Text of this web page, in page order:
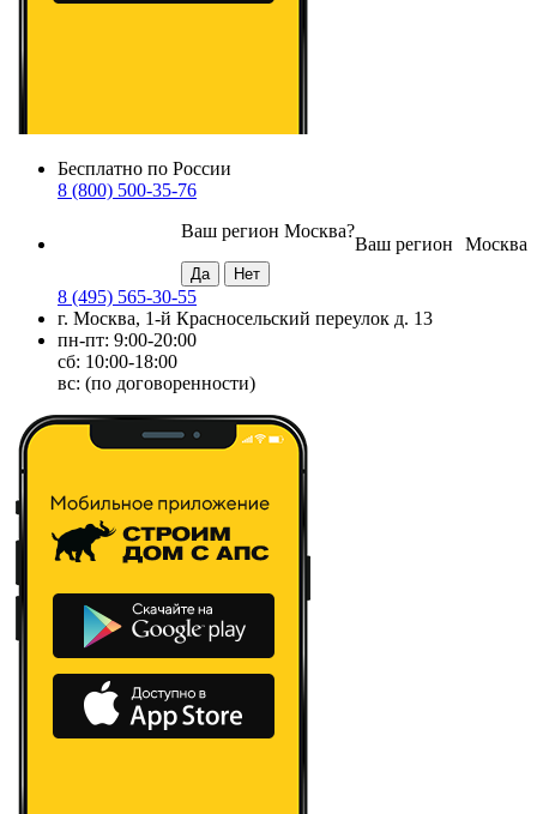
Бесплатно по России
8 (800) 500-35-76
Москва
Ваш регион
Ваш регион Москва?
8 (495) 565-30-55
г. Москва, 1-й Красносельский переулок д. 13
пн-пт: 9:00-20:00
сб: 10:00-18:00
вс: (по договоренности)